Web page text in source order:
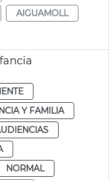
AIGUAMOLL
Y FAMILIA
NORMAL